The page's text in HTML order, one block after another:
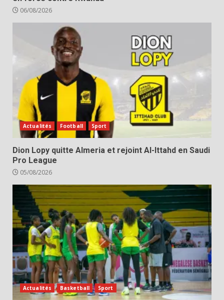
06/08/2026
Actualités Football Sport
Dion Lopy quitte Almeria et rejoint Al-Ittahd en Saudi
Pro League
05/08/2026
Actualités Basketball Sport